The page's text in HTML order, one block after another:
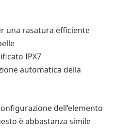
una rasatura efficiente
IPX7
automatica della
dell’elemento
è abbastanza simile